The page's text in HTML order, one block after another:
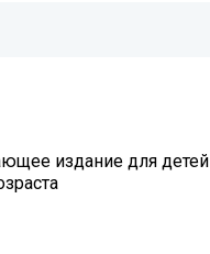
издание для детей